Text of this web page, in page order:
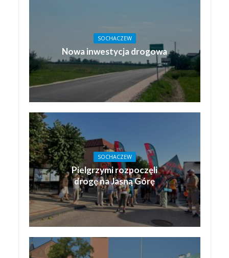
SOCHACZEW
Nowa inwestycja drogowa
SOCHACZEW
Pielgrzymi rozpoczęli
drogę na Jasną Górę